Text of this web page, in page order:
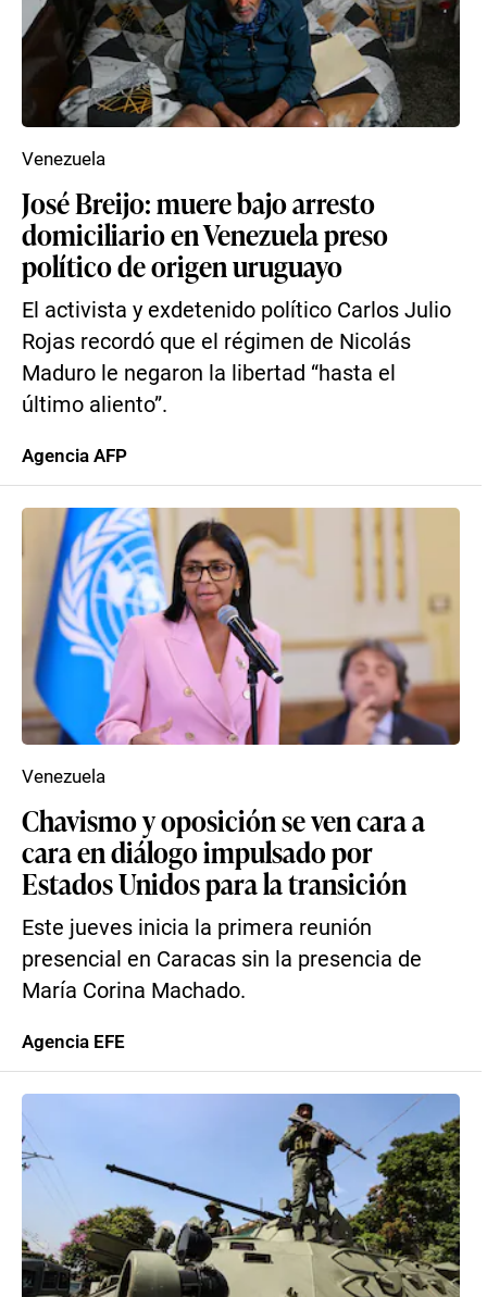
José Breijo: muere bajo arresto
domiciliario en Venezuela preso
político de origen uruguayo
El activista y exdetenido político Carlos Julio
Rojas recordó que el régimen de Nicolás
Maduro le negaron la libertad “hasta el
último aliento”.
Venezuela
Agencia AFP
Chavismo y oposición se ven cara a
cara en diálogo impulsado por
Estados Unidos para la transición
Este jueves inicia la primera reunión
presencial en Caracas sin la presencia de
María Corina Machado.
Venezuela
Agencia EFE